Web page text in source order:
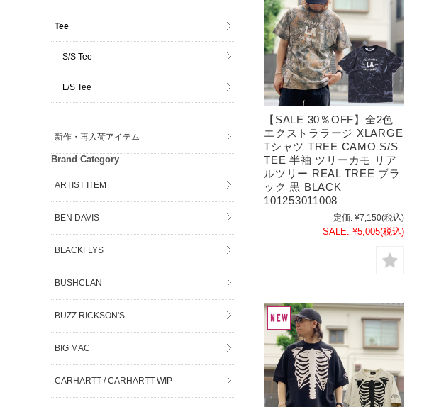
【SALE 30％OFF】全2色
エクストララージ XLARGE
Tシャツ TREE CAMO S/S
TEE 半袖 ツリーカモ リア
ルツリー REAL TREE ブラ
ック 黒 BLACK
101253011008
定価: ¥7,150(税込)
SALE: ¥5,005(税込)
Tee
S/S Tee
L/S Tee
新作・再入荷アイテム
Brand Category
ARTIST ITEM
BEN DAVIS
BLACKFLYS
BUSHCLAN
BUZZ RICKSON'S
BIG MAC
CARHARTT / CARHARTT WIP